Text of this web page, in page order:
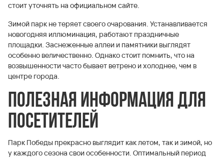
стоит уточнять на официальном сайте.
Зимой парк не теряет своего очарования. Устанавливается
новогодняя иллюминация, работают праздничные
площадки. Заснеженные аллеи и памятники выглядят
особенно величественно. Однако стоит помнить, что на
возвышенности часто бывает ветрено и холоднее, чем в
центре города.
Полезная информация для
посетителей
Парк Победы прекрасно выглядит как летом, так и зимой, но
у каждого сезона свои особенности. Оптимальный период